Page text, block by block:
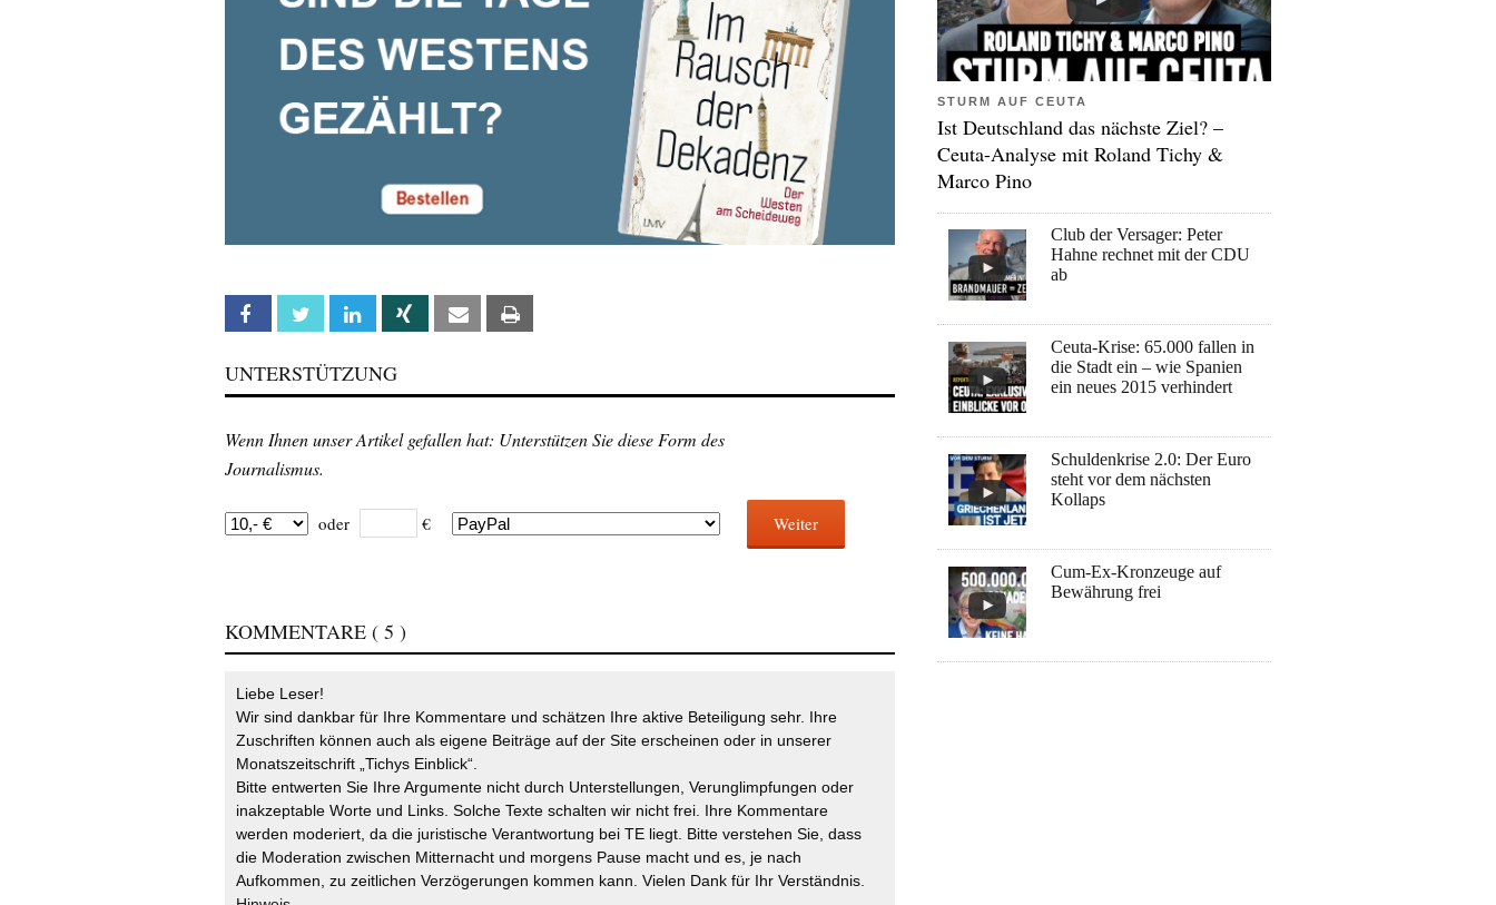
Facebook Twitter Linkedin Xing Email
UNTERSTÜTZUNG
Wenn Ihnen unser Artikel gefallen hat: Unterstützen Sie diese Form des
Journalismus.
oder € Weiter
KOMMENTARE ( 5 )
Liebe Leser!
Wir sind dankbar für Ihre Kommentare und schätzen Ihre aktive Beteiligung sehr. Ihre
Zuschriften können auch als eigene Beiträge auf der Site erscheinen oder in unserer
Monatszeitschrift „Tichys Einblick“.
Bitte entwerten Sie Ihre Argumente nicht durch Unterstellungen, Verunglimpfungen oder
inakzeptable Worte und Links. Solche Texte schalten wir nicht frei. Ihre Kommentare
werden moderiert, da die juristische Verantwortung bei TE liegt. Bitte verstehen Sie, dass
die Moderation zwischen Mitternacht und morgens Pause macht und es, je nach
Aufkommen, zu zeitlichen Verzögerungen kommen kann. Vielen Dank für Ihr Verständnis.
STURM AUF CEUTA
Ist Deutschland das nächste Ziel? –
Ceuta-Analyse mit Roland Tichy &
Marco Pino
Club der Versager: Peter
Hahne rechnet mit der CDU
ab
Ceuta-Krise: 65.000 fallen in
die Stadt ein – wie Spanien
ein neues 2015 verhindert
Schuldenkrise 2.0: Der Euro
steht vor dem nächsten
Kollaps
Cum-Ex-Kronzeuge auf
Bewährung frei